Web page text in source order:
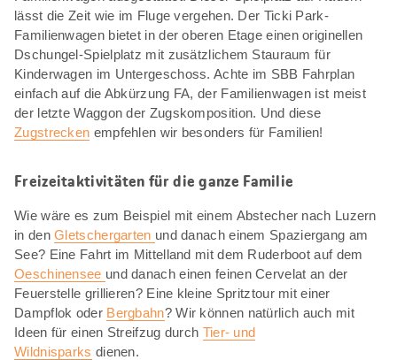
lässt die Zeit wie im Fluge vergehen. Der Ticki Park-
Familienwagen bietet in der oberen Etage einen originellen
Dschungel-Spielplatz mit zusätzlichem Stauraum für
Kinderwagen im Untergeschoss. Achte im SBB Fahrplan
einfach auf die Abkürzung FA, der Familienwagen ist meist
der letzte Waggon der Zugskomposition. Und diese
Zugstrecken empfehlen wir besonders für Familien!
Freizeitaktivitäten für die ganze Familie
Wie wäre es zum Beispiel mit einem Abstecher nach Luzern
in denGletschergarten und danach einem Spaziergang am
See? Eine Fahrt im Mittelland mit dem Ruderboot auf dem
Oeschinensee und danach einen feinen Cervelat an der
Feuerstelle grillieren? Eine kleine Spritztour mit einer
Dampflok oder Bergbahn? Wir können natürlich auch mit
Ideen für einen Streifzug durch Tier- und
Wildnisparks dienen.